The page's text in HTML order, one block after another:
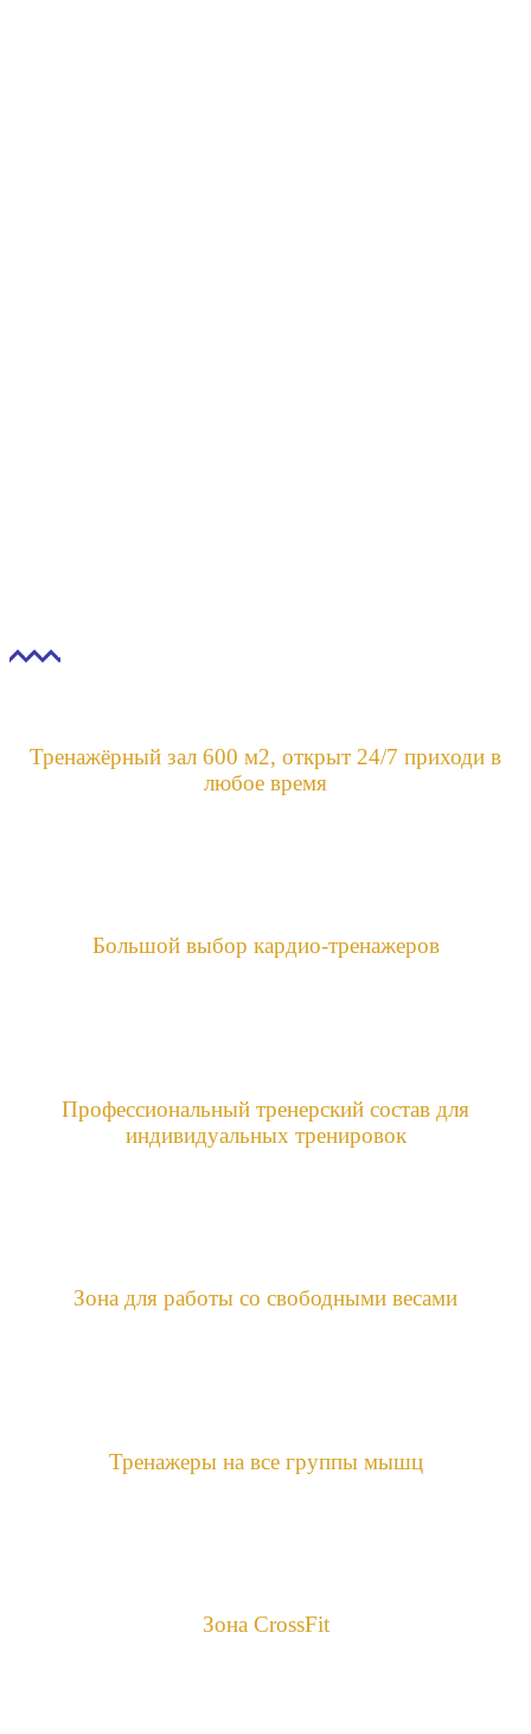
Тренажёрный зал 600 м2, открыт 24/7 приходи в
любое время
Большой выбор кардио-тренажеров
Профессиональный тренерский состав для
индивидуальных тренировок
Зона для работы со свободными весами
Тренажеры на все группы мышц
Зона CrossFit